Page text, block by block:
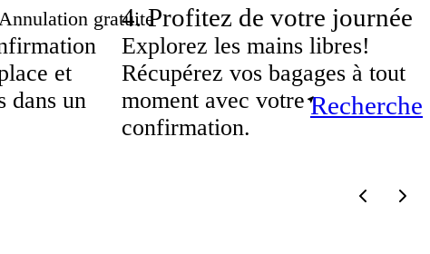
gratuite
Recherche
et
dans un
4.Profitez de votre journée
Explorez les mains libres!
Récupérez vos bagages à tout
moment avec votre
confirmation.